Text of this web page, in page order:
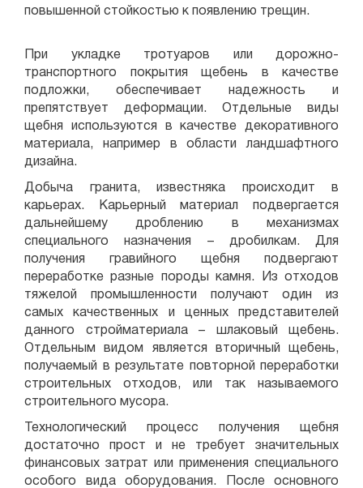
повышенной стойкостью к появлению трещин.
При укладке тротуаров или дорожно-
транспортного покрытия щебень в качестве
подложки, обеспечивает надежность и
препятствует деформации. Отдельные виды
щебня используются в качестве декоративного
материала, например в области ландшафтного
дизайна.
Добыча гранита, известняка происходит в
карьерах. Карьерный материал подвергается
дальнейшему дроблению в механизмах
специального назначения – дробилкам. Для
получения гравийного щебня подвергают
переработке разные породы камня. Из отходов
тяжелой промышленности получают один из
самых качественных и ценных представителей
данного стройматериала – шлаковый щебень.
Отдельным видом является вторичный щебень,
получаемый в результате повторной переработки
строительных отходов, или так называемого
строительного мусора.
Технологический процесс получения щебня
достаточно прост и не требует значительных
финансовых затрат или применения специального
особого вида оборудования. После основного